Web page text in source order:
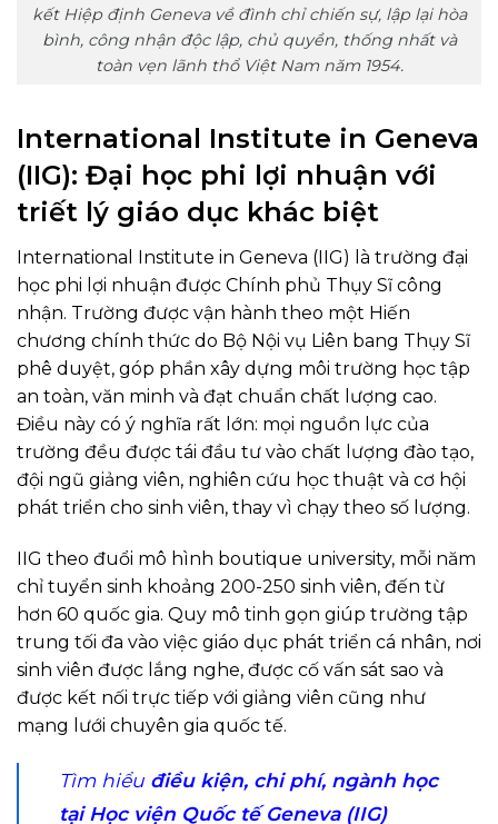
kết Hiệp định Geneva về đình chỉ chiến sự, lập lại hòa
bình, công nhận độc lập, chủ quyền, thống nhất và
toàn vẹn lãnh thổ Việt Nam năm 1954.
International Institute in Geneva
(IIG): Đại học phi lợi nhuận với
triết lý giáo dục khác biệt
International Institute in Geneva (IIG) là trường đại
học phi lợi nhuận được Chính phủ Thụy Sĩ công
nhận. Trường được vận hành theo một Hiến
chương chính thức do Bộ Nội vụ Liên bang Thụy Sĩ
phê duyệt, góp phần xây dựng môi trường học tập
an toàn, văn minh và đạt chuẩn chất lượng cao.
Điều này có ý nghĩa rất lớn: mọi nguồn lực của
trường đều được tái đầu tư vào chất lượng đào tạo,
đội ngũ giảng viên, nghiên cứu học thuật và cơ hội
phát triển cho sinh viên, thay vì chạy theo số lượng.
IIG theo đuổi mô hình boutique university, mỗi năm
chỉ tuyển sinh khoảng 200-250 sinh viên, đến từ
hơn 60 quốc gia. Quy mô tinh gọn giúp trường tập
trung tối đa vào việc giáo dục phát triển cá nhân, nơi
sinh viên được lắng nghe, được cố vấn sát sao và
được kết nối trực tiếp với giảng viên cũng như
mạng lưới chuyên gia quốc tế.
Tìm hiểu điều kiện, chi phí, ngành học
tại Học viện Quốc tế Geneva (IIG)